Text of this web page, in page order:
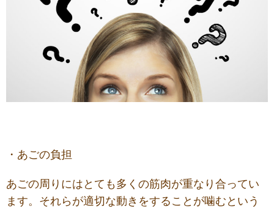
・あごの負担
あごの周りにはとても多くの筋肉が重なり合ってい
ます。それらが適切な動きをすることが噛むという